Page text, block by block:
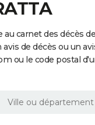
carnet des décès
de décès ou un
ou le code postal